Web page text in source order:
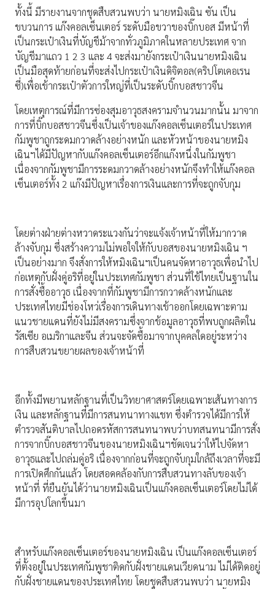
ทั้งนี้ มีรายงานจากชุดสืบสวนพบว่า นายหมิงเฉิน ซัน เป็น
ขบวนการ แก๊งคอลเซ็นเตอร์ ระดับมือขวาของบิ๊กบอส มีหน้าที่
เป็นกระเป๋าเงินที่บัญชีม้าจากทั่วภูมิภาคในหลายประเทศ จาก
บัญชีมาแถว 1 2 3 และ 4 จะส่งมายังกระเป๋าเงินนายหมิงเฉิน
เป็นมือสุดท้ายก่อนที่จะส่งไปกระเป๋าเงินดิจิตอล(คริปโตเคอเรน
ซี่)เพื่อเข้ากระเป๋าตัวการใหญ่ที่เป็นระดับบิ๊กบอสชาวจีน
โดยเหตุการณ์ที่มีการซ่องสุมอาวุธสงครามจำนวนมากนั้น มาจาก
การที่บิ๊กบอสชาวจีนซึ่งเป็นเจ้าของแก๊งคอลเซ็นเตอร์ในประเทศ
กัมพูชาถูกระดมกวาดล้างอย่างหนัก และหัวหน้าของนายหมิง
เฉินฯได้มีปัญหากับแก๊งคอลเซ็นเตอร์อีกแก๊งหนึ่งในกัมพูชา
เนื่องจากกัมพูชามีการระดมกวาดล้างอย่างหนักจึงทำให้แก๊งคอล
เซ็นเตอร์ทั้ง 2 แก๊งมีปัญหาเรื่องการเงินและการที่จะถูกจับกุม
โดยต่างฝ่ายต่างหวาดระแวงกันว่าจะแจ้งเจ้าหน้าที่ให้มากวาด
ล้างจับกุม ซึ่งสร้างความไม่พอใจให้กับบอสของนายหมิงเฉิน ฯ
เป็นอย่างมาก จึงสั่งการให้หมิงเฉินฯเป็นคนจัดหาอาวุธเพื่อนำไป
ก่อเหตุกับฝั่งคู่อริที่อยู่ในประเทศกัมพูชา ส่วนที่ใช้ไทยเป็นฐานใน
การสั่งซื้ออาวุธ เนื่องจากที่กัมพูชามีการกวาดล้างหนักและ
ประเทศไทยมีช่องโหว่เรื่องการเดินทางเข้าออกโดยเฉพาะตาม
แนวชายแดนที่ยังไม่มีสงครามซึ่งจากข้อมูลอาวุธที่พบถูกผลิตใน
รัสเซีย อเมริกาและจีน ส่วนจะจัดซื้อมาจากบุคคลใดอยู่ระหว่าง
การสืบสวนขยายผลของเจ้าหน้าที่
อีกทั้งมีพยานหลักฐานที่เป็นวิทยาศาสตร์โดยเฉพาะเส้นทางการ
เงิน และหลักฐานที่มีการสนทนาทางแชท ซึ่งตำรวจได้มีการให้
ตำรวจสันติบาลไปถอดรหัสการสนทนาพบว่าบทสนทนามีการสั่ง
การจากบิ๊กบอสชาวจีนของนายหมิงเฉินฯชัดเจนว่าให้ไปจัดหา
อาวุธและไปถล่มคู่อริ เนื่องจากก่อนที่จะถูกจับกุมใกล้ถึงเวลาที่จะมี
การเปิดศึกกันแล้ว โดยสอดคล้องกับการสืบสวนทางลับของเจ้า
หน้าที่ ที่ยืนยันได้ว่านายหมิงเฉินเป็นแก๊งคอลเซ็นเตอร์โดยไม่ได้
มีการอุปโลกขึ้นมา
สำหรับแก๊งคอลเซ็นเตอร์ของนายหมิงเฉิน เป็นแก๊งคอลเซ็นเตอร์
ที่ตั้งอยู่ในประเทศกัมพูชาติดกับฝั่งชายแดนเวียดนาม ไม่ได้ติดอยู่
กับฝั่งชายแดนของประเทศไทย โดยชุดสืบสวนพบว่า นายหมิง